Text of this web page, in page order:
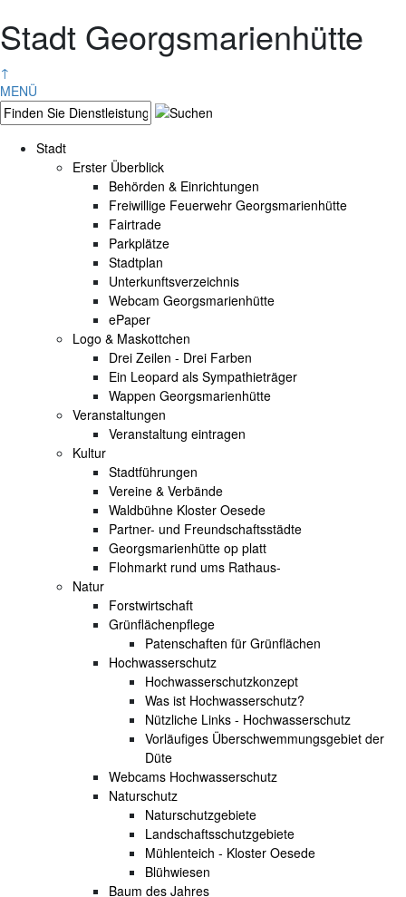
Stadt Georgsmarienhütte
↑
MENÜ
Stadt
Erster Überblick
Behörden & Einrichtungen
Freiwillige Feuerwehr Georgsmarienhütte
Fairtrade
Parkplätze
Stadtplan
Unterkunftsverzeichnis
Webcam Georgsmarienhütte
ePaper
Logo & Maskottchen
Drei Zeilen - Drei Farben
Ein Leopard als Sympathieträger
Wappen Georgsmarienhütte
Veranstaltungen
Veranstaltung eintragen
Kultur
Stadtführungen
Vereine & Verbände
Waldbühne Kloster Oesede
Partner- und Freundschaftsstädte
Georgsmarienhütte op platt
Flohmarkt rund ums Rathaus-
Natur
Forstwirtschaft
Grünflächenpflege
Patenschaften für Grünflächen
Hochwasserschutz
Hochwasserschutzkonzept
Was ist Hochwasserschutz?
Nützliche Links - Hochwasserschutz
Vorläufiges Überschwemmungsgebiet der
Düte
Webcams Hochwasserschutz
Naturschutz
Naturschutzgebiete
Landschaftsschutzgebiete
Mühlenteich - Kloster Oesede
Blühwiesen
Baum des Jahres